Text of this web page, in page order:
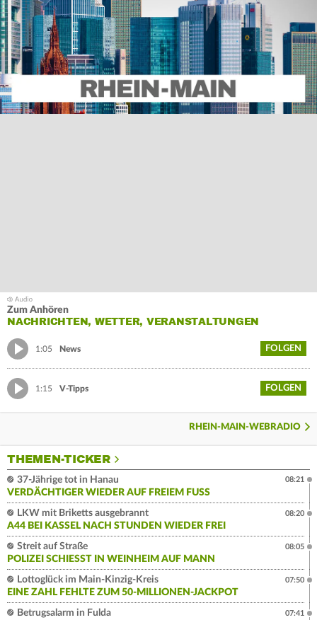
Zum Anhören
NACHRICHTEN, WETTER, VERANSTALTUNGEN
1:05 News FOLGEN
1:15 V-Tipps FOLGEN
RHEIN-MAIN-WEBRADIO
THEMEN-TICKER
37-Jährige tot in Hanau
VERDÄCHTIGER WIEDER AUF FREIEM FUSS
08:21
LKW mit Briketts ausgebrannt
A44 BEI KASSEL NACH STUNDEN WIEDER FREI
08:20
Streit auf Straße
POLIZEI SCHIESST IN WEINHEIM AUF MANN
08:05
Lottoglück im Main-Kinzig-Kreis
EINE ZAHL FEHLTE ZUM 50-MILLIONEN-JACKPOT
07:50
Betrugsalarm in Fulda
07:41